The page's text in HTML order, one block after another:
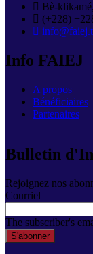
Bè-
(+228)
Info FAIEJ
A propos
Bénéficiaires
Partenaires
Bulletin
Rejoignez nos
Courriel
The subscriber's